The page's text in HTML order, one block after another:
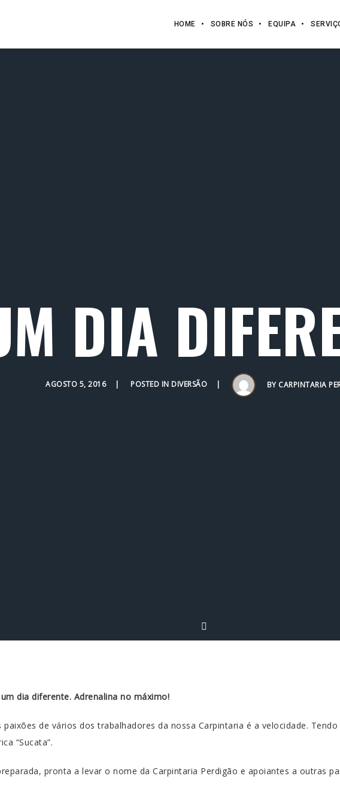
HOME SOBRE NÓS EQUIPA
DIA
AGOSTO 5, 2016 POSTED IN DIVERSÃO BY CARPINTARIA
dia diferente. Adrenalina no máximo!
paixões de vários dos trabalhadores da nossa Carpintaria é a velocidade.
“Sucata”.
pronta a levar o nome da Carpintaria Perdigão e apoiantes a outras